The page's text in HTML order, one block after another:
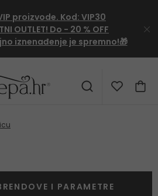
proizvode. Kod: VIP30
OUTLET! Do - 20 % OFF
iznenađenje je spremno!🎁
I PARAMETRE